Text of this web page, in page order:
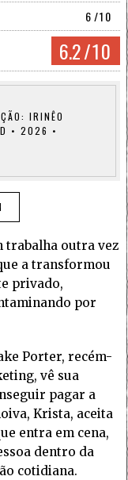
6/10
6.2/10
IRINÊO
• 2026 •
trabalha outra vez
a transformou
privado,
por
Porter, recém-
vê sua
pagar a
Krista, aceita
entra em cena,
dentro da
cotidiana.